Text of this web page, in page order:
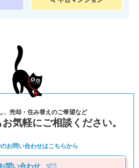
、売却・住み替えのご希望など
気軽にご相談ください。
お問い合わせはこちらから
問い合わせ